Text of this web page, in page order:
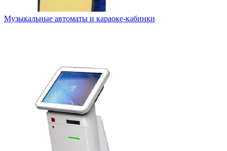
Музыкальные автоматы и караоке-кабинки